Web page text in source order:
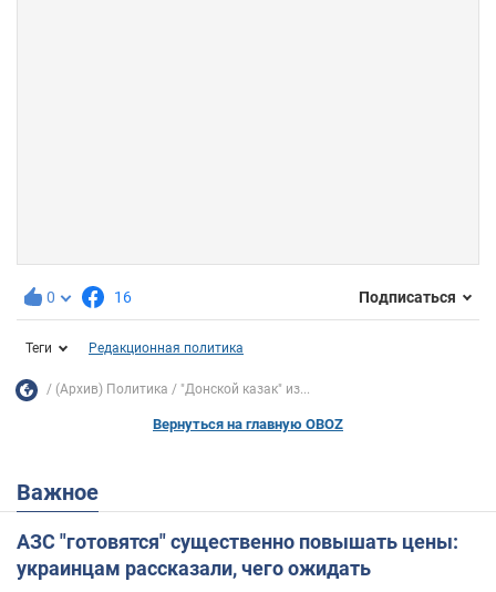
0 16 Подписаться
Теги Редакционная политика
(Архив) Политика "Донской казак" из...
Вернуться на главную OBOZ
Важное
АЗС "готовятся" существенно повышать цены:
украинцам рассказали, чего ожидать